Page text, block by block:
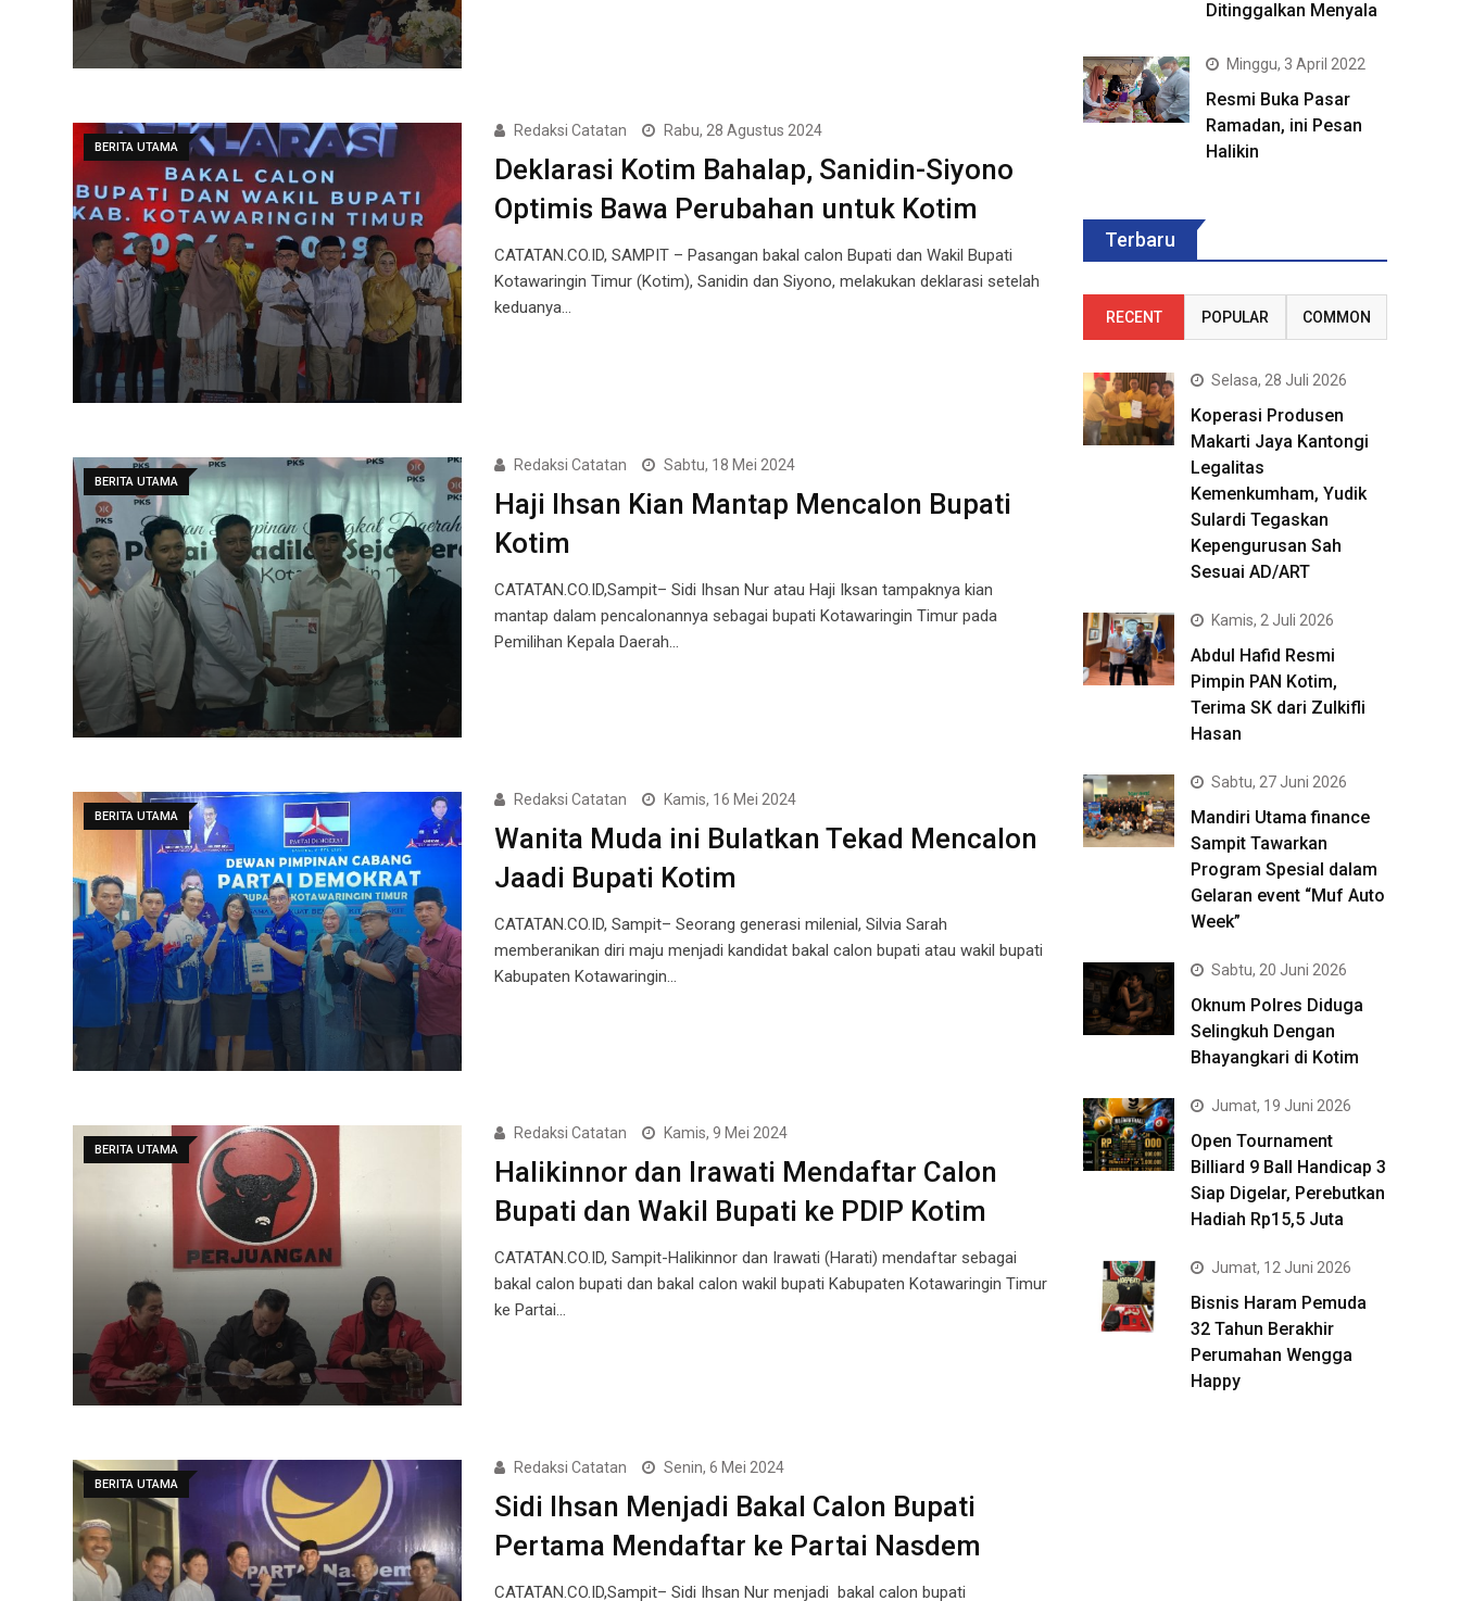
BERITA UTAMA
Redaksi Catatan Rabu, 28 Agustus 2024
Deklarasi Kotim Bahalap, Sanidin-Siyono
Optimis Bawa Perubahan untuk Kotim
CATATAN.CO.ID, SAMPIT – Pasangan bakal calon Bupati dan Wakil Bupati
Kotawaringin Timur (Kotim), Sanidin dan Siyono, melakukan deklarasi setelah
keduanya…
BERITA UTAMA
Redaksi Catatan Sabtu, 18 Mei 2024
Haji Ihsan Kian Mantap Mencalon Bupati
Kotim
CATATAN.CO.ID,Sampit– Sidi Ihsan Nur atau Haji Iksan tampaknya kian
mantap dalam pencalonannya sebagai bupati Kotawaringin Timur pada
Pemilihan Kepala Daerah…
BERITA UTAMA
Redaksi Catatan Kamis, 16 Mei 2024
Wanita Muda ini Bulatkan Tekad Mencalon
Jaadi Bupati Kotim
CATATAN.CO.ID, Sampit– Seorang generasi milenial, Silvia Sarah
memberanikan diri maju menjadi kandidat bakal calon bupati atau wakil bupati
Kabupaten Kotawaringin…
BERITA UTAMA
Redaksi Catatan Kamis, 9 Mei 2024
Halikinnor dan Irawati Mendaftar Calon
Bupati dan Wakil Bupati ke PDIP Kotim
CATATAN.CO.ID, Sampit-Halikinnor dan Irawati (Harati) mendaftar sebagai
bakal calon bupati dan bakal calon wakil bupati Kabupaten Kotawaringin Timur
ke Partai…
BERITA UTAMA
Redaksi Catatan Senin, 6 Mei 2024
Sidi Ihsan Menjadi Bakal Calon Bupati
Pertama Mendaftar ke Partai Nasdem
CATATAN.CO.ID,Sampit– Sidi Ihsan Nur menjadi bakal calon bupati
Ditinggalkan Menyala
Minggu, 3 April 2022
Resmi Buka Pasar
Ramadan, ini Pesan
Halikin
Terbaru
RECENT POPULAR COMMON
Selasa, 28 Juli 2026
Koperasi Produsen
Makarti Jaya Kantongi
Legalitas
Kemenkumham, Yudik
Sulardi Tegaskan
Kepengurusan Sah
Sesuai AD/ART
Kamis, 2 Juli 2026
Abdul Hafid Resmi
Pimpin PAN Kotim,
Terima SK dari Zulkifli
Hasan
Sabtu, 27 Juni 2026
Mandiri Utama finance
Sampit Tawarkan
Program Spesial dalam
Gelaran event “Muf Auto
Week”
Sabtu, 20 Juni 2026
Oknum Polres Diduga
Selingkuh Dengan
Bhayangkari di Kotim
Jumat, 19 Juni 2026
Open Tournament
Billiard 9 Ball Handicap 3
Siap Digelar, Perebutkan
Hadiah Rp15,5 Juta
Jumat, 12 Juni 2026
Bisnis Haram Pemuda
32 Tahun Berakhir
Perumahan Wengga
Happy